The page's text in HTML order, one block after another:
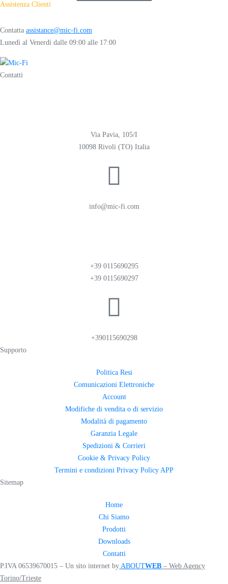
Assistenza Clienti
Contatta assistance@mic-fi.com
Lunedì al Venerdì dalle 09:00 alle 17:00
Contatti
Via Pavia, 105/I
10098 Rivoli (TO) Italia
info@mic-fi.com
+39 0115690295
+39 0115690297
+390115690298
Supporto
Politica Resi
Comunicazioni Elettroniche
Account
Modifiche di vendita o di servizio
Modalità di pagamento
Garanzia Legale
Spedizioni & Corrieri
Cookie & Privacy Policy
Termini e condizioni Privacy Policy APP
Sitemap
Home
Chi Siamo
Prodotti
Downloads
Contatti
P.IVA 06539670015 – Un sito internet by ABOUTWEB – Web Agency
Torino/Trieste